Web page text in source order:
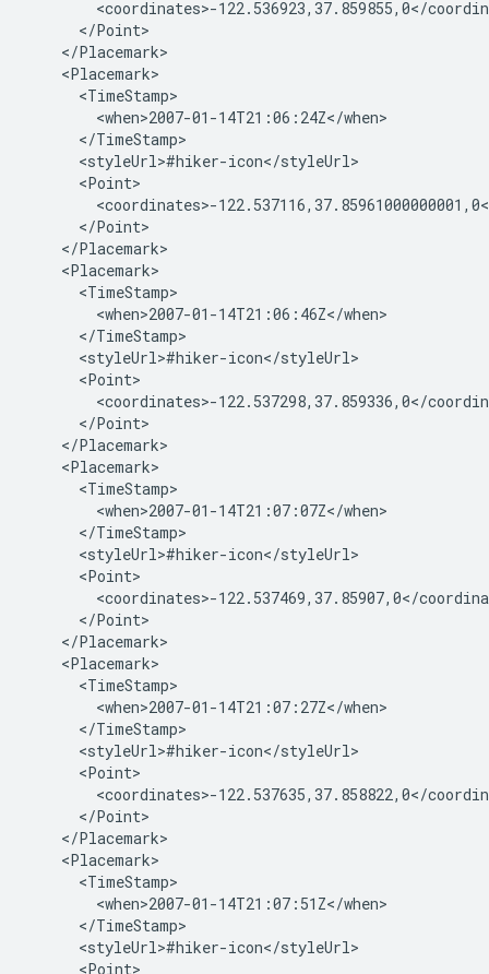
<coordinates>-122.536923,37.859855,0</
      </Point>
    </Placemark>
    <Placemark>
      <TimeStamp>
        <when>2007-01-14T21:06:24Z</when>
      </TimeStamp>
      <styleUrl>#hiker-icon</styleUrl>
      <Point>
<coordinates>-
      </Point>
    </Placemark>
    <Placemark>
      <TimeStamp>
        <when>2007-01-14T21:06:46Z</when>
      </TimeStamp>
      <styleUrl>#hiker-icon</styleUrl>
      <Point>
<coordinates>-122.537298,37.859336,0</
      </Point>
    </Placemark>
    <Placemark>
      <TimeStamp>
        <when>2007-01-14T21:07:07Z</when>
      </TimeStamp>
      <styleUrl>#hiker-icon</styleUrl>
      <Point>
<coordinates>-122.537469,37.85907,0</
      </Point>
    </Placemark>
    <Placemark>
      <TimeStamp>
        <when>2007-01-14T21:07:27Z</when>
      </TimeStamp>
      <styleUrl>#hiker-icon</styleUrl>
      <Point>
<coordinates>-122.537635,37.858822,0</
      </Point>
    </Placemark>
    <Placemark>
      <TimeStamp>
        <when>2007-01-14T21:07:51Z</when>
      </TimeStamp>
      <styleUrl>#hiker-icon</styleUrl>
      <Point>